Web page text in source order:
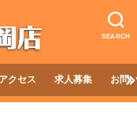
SEARCH
アクセス 求人募集 お問